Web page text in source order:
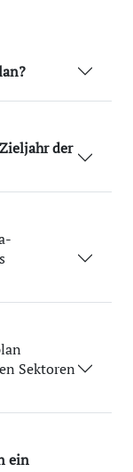
der
Sektoren
ein